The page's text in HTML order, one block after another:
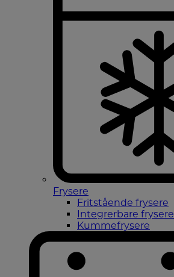
Frysere
Fritstående frysere
Integrerbare frysere
Kummefrysere